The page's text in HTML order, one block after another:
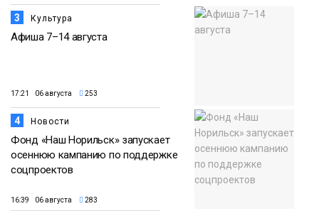
3 Культура
Афиша 7–14 августа
17:21 06 августа 253
4 Новости
Фонд «Наш Норильск» запускает
осеннюю кампанию по поддержке
соцпроектов
16:39 06 августа 283